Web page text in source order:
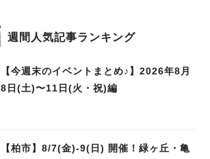
週間人気記事ランキング
【今週末のイベントまとめ♪】2026年8月
8日(土)〜11日(火・祝)編
【柏市】8/7(金)‐9(日) 開催！緑ヶ丘・亀